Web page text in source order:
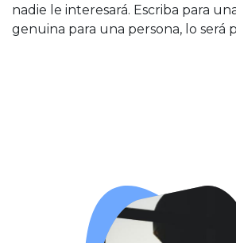
nadie le interesará. Escriba para
genuina para una persona, lo será